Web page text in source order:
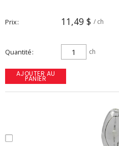
Prix 11,49 $ / ch
Quantité ch
AJOUTER AU
PANIER